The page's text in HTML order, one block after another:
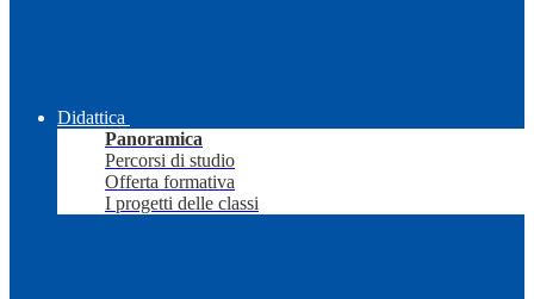
Didattica
Panoramica
Percorsi di studio
Offerta formativa
I progetti delle classi